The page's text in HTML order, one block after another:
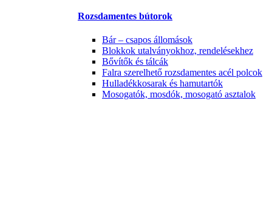
Rozsdamentes bútorok
Bár – csapos állomások
Blokkok utalványokhoz, rendelésekhez
Bővítők és tálcák
Falra szerelhető rozsdamentes acél polcok
Hulladékkosarak és hamutartók
Mosogatók, mosdók, mosogató asztalok